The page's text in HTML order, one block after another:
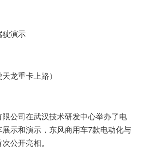
驶演示
龙重卡上路）
公司在武汉技术研发中心举办了电
示和演示，东风商用车7款电动化与
公开亮相。